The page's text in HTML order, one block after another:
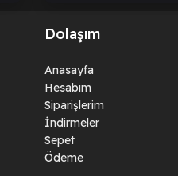
Dolaşım
Anasayfa
Hesabım
Siparişlerim
İndirmeler
Sepet
Ödeme